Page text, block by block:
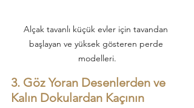
Alçak tavanlı küçük evler için tavandan
başlayan ve yüksek gösteren perde
modelleri.
3. Göz Yoran Desenlerden ve
Kalın Dokulardan Kaçının